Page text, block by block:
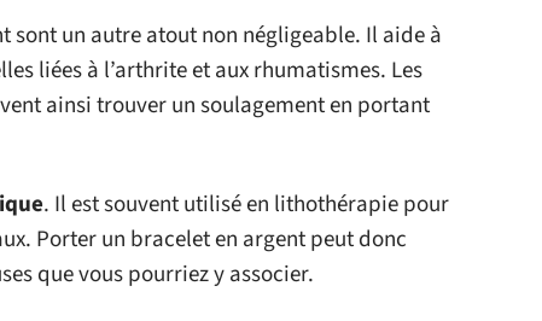
sont un autre atout non négligeable. Il aide à
liées à l’arthrite et aux rhumatismes. Les
ainsi trouver un soulagement en portant
. Il est souvent utilisé en lithothérapie pour
Porter un bracelet en argent peut donc
que vous pourriez y associer.